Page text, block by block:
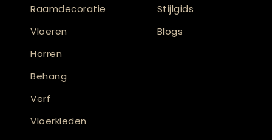
Raamdecoratie
Vloeren
Horren
Behang
Verf
Vloerkleden
Stijlgids
Blogs